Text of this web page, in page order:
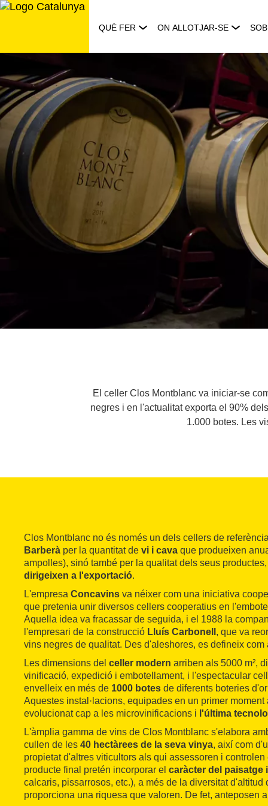
Saltar
QUÈ FER ON ALLOTJAR-SE
El celler Clos Montblanc va iniciar-se
negres i en l'actualitat exporta el 90%
1.000 botes. Les
Clos Montblanc no és només un dels cellers de
Barberà per la quantitat de vi i cava que produeixen
ampolles), sinó també per la qualitat dels seus
dirigeixen a l'exportació.
L'empresa Concavins va néixer com una iniciativa
que pretenia unir diversos cellers cooperatius en
Aquella idea va fracassar de seguida, i el 1988 la
l'empresari de la construcció Lluís Carbonell , que va
vins negres de qualitat. Des d'aleshores, es defineix com
Les dimensions del celler modern arriben als 5000 m²,
vinificació, expedició i embotellament, i l'espectacular
envelleix en més de 1000 botes de diferents boteries
Aquestes instal·lacions, equipades en un primer
evolucionat cap a les microvinificacions i l'última
L'àmplia gamma de vins de Clos Montblanc s'elabora
cullen de les 40 hectàrees de la seva vinya, així com
propietat d'altres viticultors als qui assessoren i controlen
producte final pretén incorporar el caràcter del paisatge
calcaris, pissarrosos, etc.), a més de la diversitat d'altitud
proporciona una riquesa que valoren. De fet, anteposen